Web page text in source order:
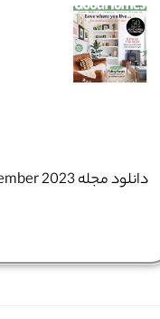
دانلود مجله goodhomes uk – september 2023